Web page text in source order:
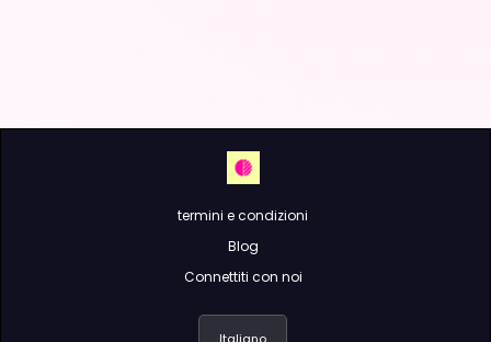
termini e condizioni
Blog
Connettiti con noi
Italiano